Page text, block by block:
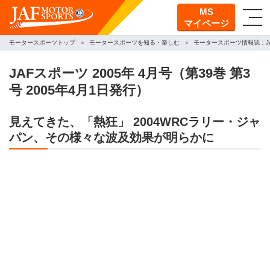
MS
マイページ
モータースポーツトップ モータースポーツを知る・楽しむ モータースポーツ情報誌：
JAFスポーツ 2005年 4月号（第39巻 第3
号 2005年4月1日発行）
見えてきた、「熱狂」 2004WRCラリー・ジャ
パン、その様々な波及効果が明らかに